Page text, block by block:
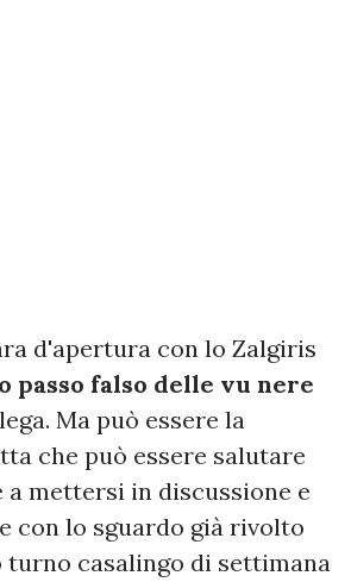
d'apertura con lo Zalgiris
passo falso delle vu nere
Ma può essere la
che può essere salutare
mettersi in discussione e
con lo sguardo già rivolto
turno casalingo di settimana